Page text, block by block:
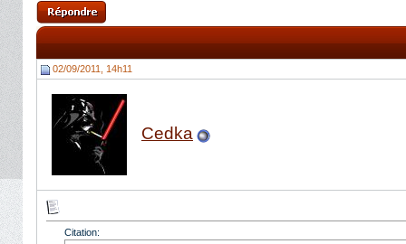
02/09/2011, 14h11
Cedka
Citation: